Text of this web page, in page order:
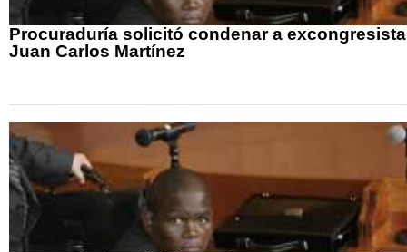
Procuraduría solicitó condenar a excongresista
Juan Carlos Martínez